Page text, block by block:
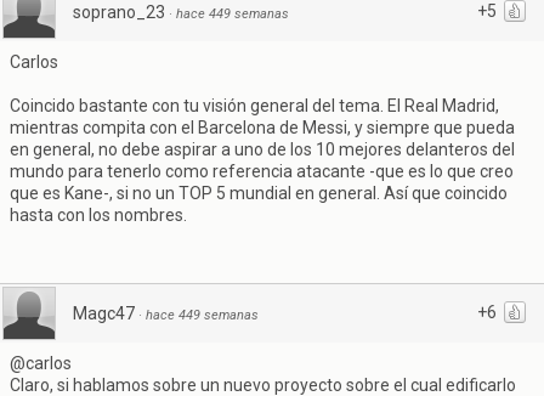
+5
soprano_23 · hace 449 semanas
Carlos
Coincido bastante con tu visión general del tema. El Real Madrid,
mientras compita con el Barcelona de Messi, y siempre que pueda
en general, no debe aspirar a uno de los 10 mejores delanteros del
mundo para tenerlo como referencia atacante -que es lo que creo
que es Kane-, si no un TOP 5 mundial en general. Así que coincido
hasta con los nombres.
+6
Magc47 · hace 449 semanas
@carlos
Claro, si hablamos sobre un nuevo proyecto sobre el cual edificarlo